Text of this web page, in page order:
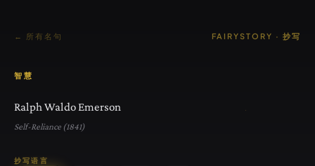
← 所有名句 FAIRYSTORY · 抄写
智慧
Ralph Waldo Emerson
Self-Reliance (1841)
抄写语言